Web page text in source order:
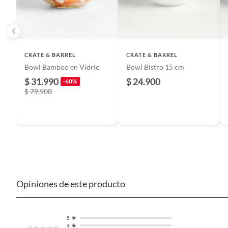
Restricciones de uso
de
Dimensiones 8,25
Color
CRATE & BARREL
Bowl Bamboo en Vidrio
$ 31.990 -60%
$ 79.900
CRATE & BARREL
Bowl Bistro 15 cm
$ 24.900
Opiniones de este producto
4
5